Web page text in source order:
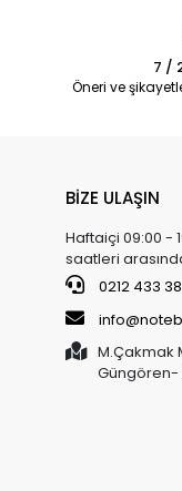
7 /
Öneri ve
BİZE ULAŞIN
Haftaiçi 09:00 -
saatleri
0212 433
M.Çakmak
Güngören-